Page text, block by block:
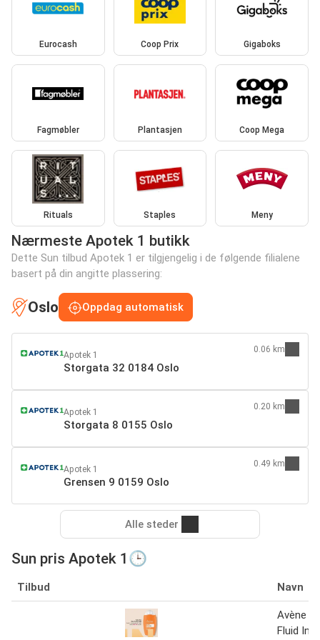
Eurocash Coop Prix Gigaboks
Fagmøbler Plantasjen Coop Mega
Rituals Staples Meny
Nærmeste Apotek 1 butikk
Dette Sun tilbud Apotek 1 er tilgjengelig i de følgende filialene
basert på din angitte plassering:
Oslo Oppdag automatisk
Apotek 1
Storgata 32 0184 Oslo
0.06 km
Apotek 1
Storgata 8 0155 Oslo
0.20 km
Apotek 1
Grensen 9 0159 Oslo
0.49 km
Alle steder
Sun pris Apotek 1🕒
Tilbud Navn
Avène
Fluid